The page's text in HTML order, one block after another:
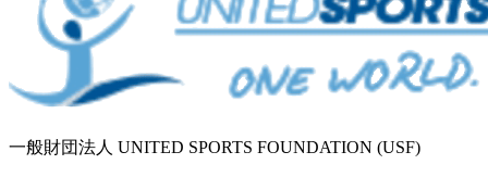
一般財団法人 UNITED SPORTS FOUNDATION (USF)